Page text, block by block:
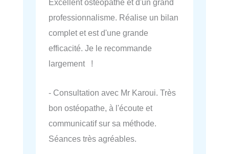
Excellent ostéopathe et d'un grand
professionnalisme. Réalise un bilan
complet et est d'une grande
efficacité. Je le recommande
largement !
- Consultation avec Mr Karoui. Très
bon ostéopathe, à l'écoute et
communicatif sur sa méthode.
Séances très agréables.